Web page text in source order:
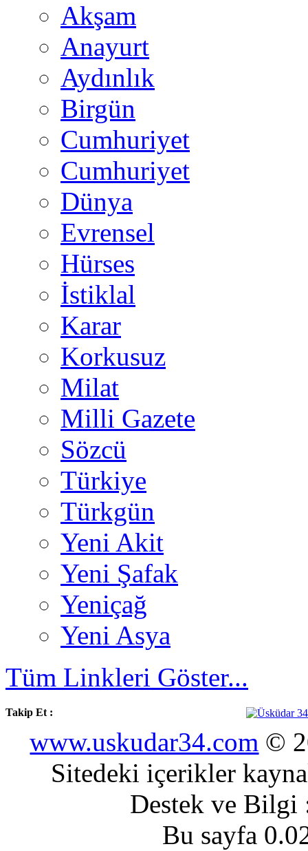
Akşam
Anayurt
Aydınlık
Birgün
Cumhuriyet
Cumhuriyet
Dünya
Evrensel
Hürses
İstiklal
Karar
Korkusuz
Milat
Milli Gazete
Sözcü
Türkiye
Türkgün
Yeni Akit
Yeni Şafak
Yeniçağ
Yeni Asya
Tüm Linkleri Göster...
Takip Et :
www.uskudar34.com ©
Sitedeki içerikler
Destek ve
Bu sayfa